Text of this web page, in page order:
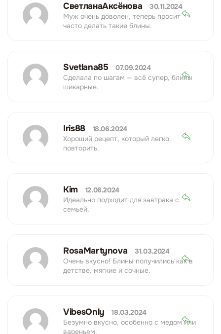
СветланаАксёнова
30.11.2024
Муж очень доволен, теперь просит
часто делать такие блины.
Svetlana85
07.09.2024
Сделала по шагам — всё супер, блины
шикарные.
Iris88
18.06.2024
Хороший рецепт, который легко
повторить.
Kim
12.06.2024
Идеально подходит для завтрака с
семьей.
RosaMartynova
31.03.2024
Очень вкусно! Блины получились как в
детстве, мягкие и сочные.
VibesOnly
18.03.2024
Безумно вкусно, особенно с медом или
вареньем.